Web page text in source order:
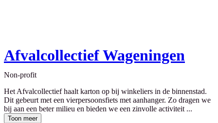
Afvalcollectief Wageningen
Non-profit
Het Afvalcollectief haalt karton op bij winkeliers in de binnenstad.
Dit gebeurt met een vierpersoonsfiets met aanhanger. Zo dragen we
bij aan een beter milieu en bieden we een zinvolle activiteit ...
Toon meer